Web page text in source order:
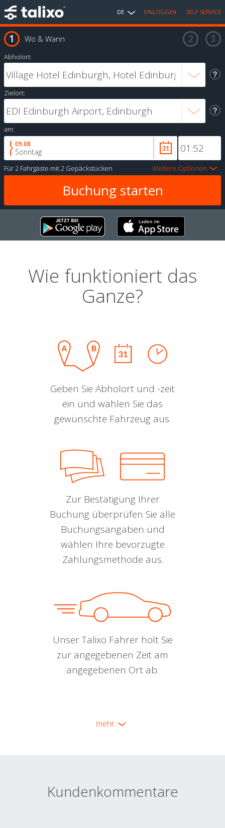
DE EINLOGGEN SELF SERVICE
Wo & Wann
Abholort:
Zielort:
am:
09.08
Sonntag
Für2 Fahrgäste mit2 Gepäckstücken Weitere Optionen
Wie funktioniert das
Ganze?
Geben Sie Abholort und -zeit
ein und wählen Sie das
gewünschte Fahrzeug aus.
Zur Bestätigung Ihrer
Buchung überprüfen Sie alle
Buchungsangaben und
wählen Ihre bevorzugte
Zahlungsmethode aus.
Unser Talixo Fahrer holt Sie
zur angegebenen Zeit am
angegebenen Ort ab.
mehr
Kundenkommentare